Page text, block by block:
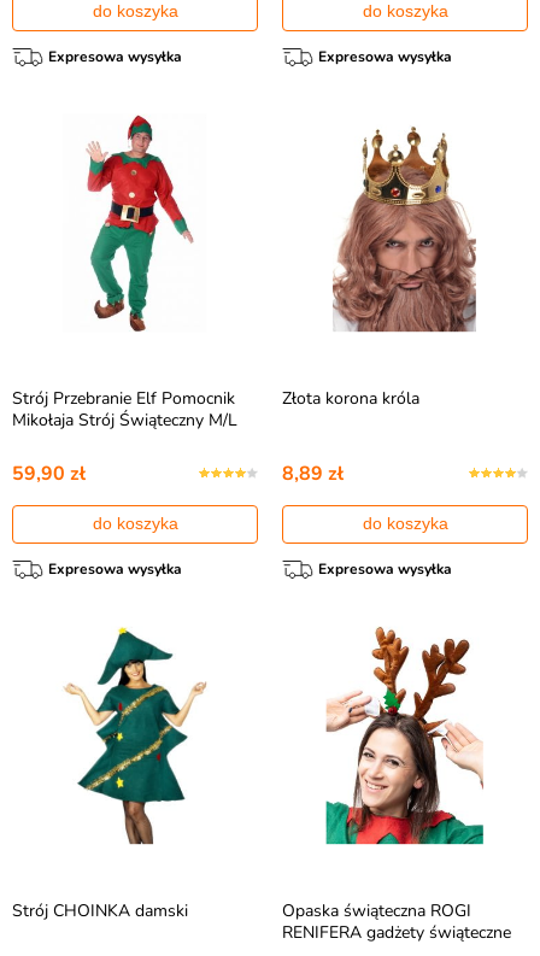
do koszyka
Expresowa wysyłka
do koszyka
Expresowa wysyłka
Strój Przebranie Elf Pomocnik
Mikołaja Strój Świąteczny M/L
59,90 zł
do koszyka
Expresowa wysyłka
Złota korona króla
8,89 zł
do koszyka
Expresowa wysyłka
Strój CHOINKA damski
Opaska świąteczna ROGI
RENIFERA gadżety świąteczne